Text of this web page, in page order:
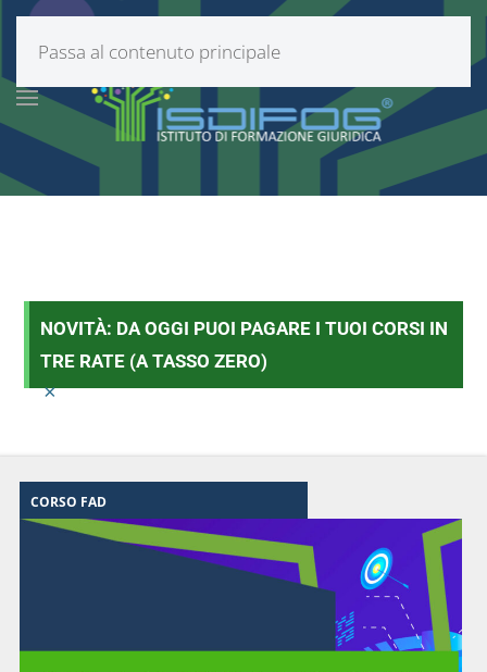
Passa al contenuto principale
NOVITÀ: DA OGGI PUOI PAGARE I TUOI CORSI IN
TRE RATE (A TASSO ZERO)
×
CORSO FAD